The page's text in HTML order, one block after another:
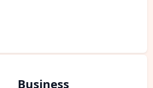
Business